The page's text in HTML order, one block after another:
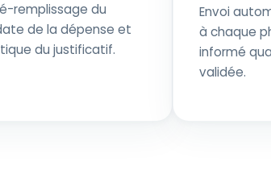
remplissage du
de la dépense et
du justificatif.
Envoi
à chaque
informé
validée.